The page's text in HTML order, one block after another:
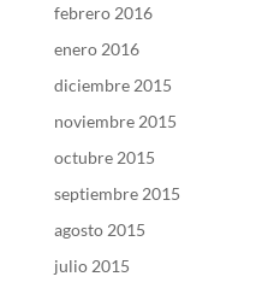
febrero 2016
enero 2016
diciembre 2015
noviembre 2015
octubre 2015
septiembre 2015
agosto 2015
julio 2015